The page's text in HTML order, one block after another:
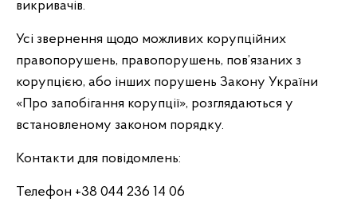
викривачів.
Усі звернення щодо можливих корупційних
правопорушень, правопорушень, пов’язаних з
корупцією, або інших порушень Закону України
«Про запобігання корупції», розглядаються у
встановленому законом порядку.
Контакти для повідомлень:
Телефон +38 044 236 14 06